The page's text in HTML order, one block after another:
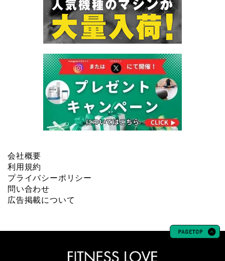
会社概要
利用規約
プライバシーポリシー
問い合わせ
広告掲載について